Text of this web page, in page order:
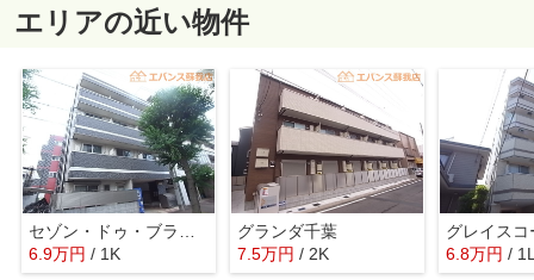
エリアの近い物件
6.9万円 / 1K
グランダ千葉
7.5万円 / 2K
グレイス
6.8万円 /